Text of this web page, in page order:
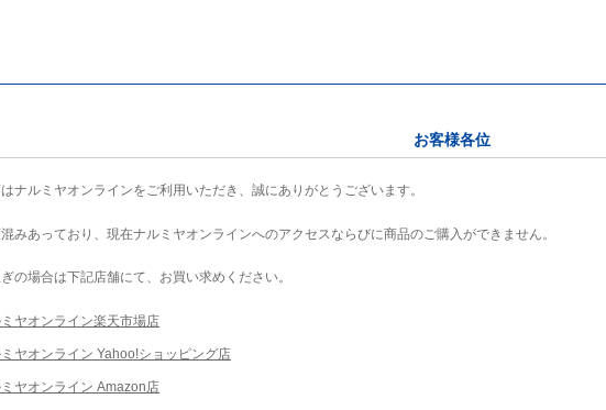
お客様各位
はナルミヤオンラインをご利用いただき、誠にありがとうございます。
みあっており、現在ナルミヤオンラインへのアクセスならびに商品のご購入ができません。
の場合は下記店舗にて、お買い求めください。
ヤオンライン楽天市場店
ヤオンライン Yahoo!ショッピング店
ヤオンライン Amazon店